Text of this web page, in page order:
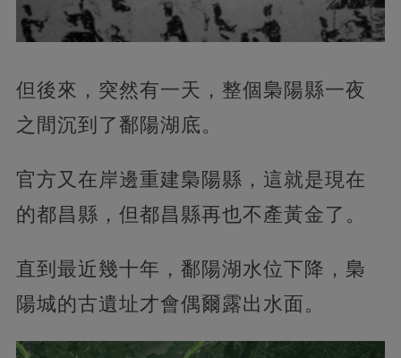
但後來，突然有一天，整個梟陽縣一夜
之間沉到了鄱陽湖底。
官方又在岸邊重建梟陽縣，這就是現在
的都昌縣，但都昌縣再也不產黃金了。
直到最近幾十年，鄱陽湖水位下降，梟
陽城的古遺址才會偶爾露出水面。